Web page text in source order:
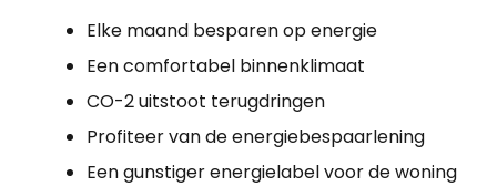
Elke maand besparen op energie
Een comfortabel binnenklimaat
CO-2 uitstoot terugdringen
Profiteer van de energiebespaarlening
Een gunstiger energielabel voor de woning